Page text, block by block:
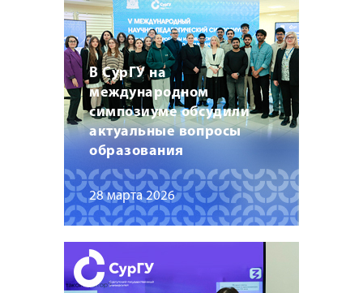
В СурГУ на
международном
симпозиуме обсудили
актуальные вопросы
образования
28 марта 2026